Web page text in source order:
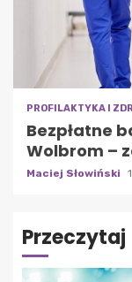
PROFILAKTYKA I
Bezpłatne
Wolbrom –
Maciej Słowiński
Przeczytaj